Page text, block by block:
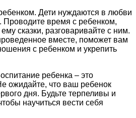
Дети нуждаются в любви
Проводите время с ребенком,
сказки, разговаривайте с ним.
вместе, поможет вам
с ребенком и укрепить
ребенка – это
ожидайте, что ваш ребенок
дня. Будьте терпеливы и
научиться вести себя